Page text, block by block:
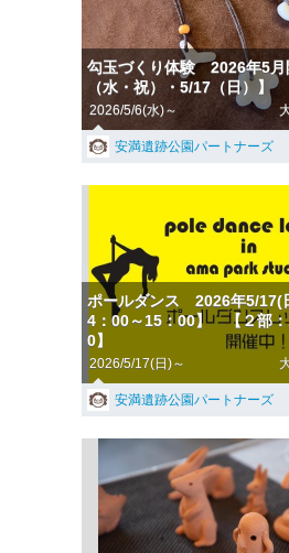
勾玉づくり体験 2026年5
（水・祝）・5/17（日）】
2026/5/6(水)～
安満遺跡公園パートナーズ
ポールダンス 2026年5/
4：00～15：00】 【２部
0】
2026/5/17(日)～
安満遺跡公園パートナーズ